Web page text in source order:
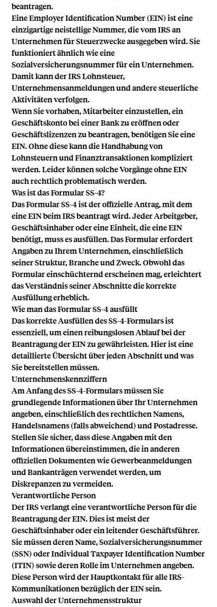
beantragen.
Eine Employer Identification Number (EIN) ist eine
einzigartige neistellige Nummer, die vom IRS an
Unternehmen für Steuerzwecke ausgegeben wird. Sie
funktioniert ähnlich wie eine
Sozialversicherungsnummer für ein Unternehmen.
Damit kann der IRS Lohnsteuer,
Unternehmensanmeldungen und andere steuerliche
Aktivitäten verfolgen.
Wenn Sie vorhaben, Mitarbeiter einzustellen, ein
Geschäftskonto bei einer Bank zu eröffnen oder
Geschäftslizenzen zu beantragen, benötigen Sie eine
EIN. Ohne diese kann die Handhabung von
Lohnsteuern und Finanztransaktionen kompliziert
werden. Leider können solche Vorgänge ohne EIN
auch rechtlich problematisch werden.
Was ist das Formular SS-4?
Das Formular SS-4 ist der offizielle Antrag, mit dem
eine EIN beim IRS beantragt wird. Jeder Arbeitgeber,
Geschäftsinhaber oder eine Einheit, die eine EIN
benötigt, muss es ausfüllen. Das Formular erfordert
Angaben zu Ihrem Unternehmen, einschließlich
seiner Struktur, Branche und Zweck. Obwohl das
Formular einschüchternd erscheinen mag, erleichtert
das Verständnis seiner Abschnitte die korrekte
Ausfüllung erheblich.
Wie man das Formular SS-4 ausfüllt
Das korrekte Ausfüllen des SS-4-Formulars ist
essenziell, um einen reibungslosen Ablauf bei der
Beantragung der EIN zu gewährleisten. Hier ist eine
detaillierte Übersicht über jeden Abschnitt und was
Sie bereitstellen müssen.
Unternehmenskennziffern
Am Anfang des SS-4-Formulars müssen Sie
grundlegende Informationen über Ihr Unternehmen
angeben, einschließlich des rechtlichen Namens,
Handelsnamens (falls abweichend) und Postadresse.
Stellen Sie sicher, dass diese Angaben mit den
Informationen übereinstimmen, die in anderen
offiziellen Dokumenten wie Gewerbeanmeldungen
und Bankanträgen verwendet werden, um
Diskrepanzen zu vermeiden.
Verantwortliche Person
Der IRS verlangt eine verantwortliche Person für die
Beantragung der EIN. Dies ist meist der
Geschäftsinhaber oder ein leitender Geschäftsführer.
Sie müssen deren Name, Sozialversicherungsnummer
(SSN) oder Individual Taxpayer Identification Number
(ITIN) sowie deren Rolle im Unternehmen angeben.
Diese Person wird der Hauptkontakt für alle IRS-
Kommunikationen bezüglich der EIN sein.
Auswahl der Unternehmensstruktur